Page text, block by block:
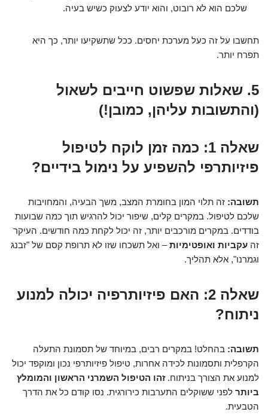
שלכם הוא לא רובוט, והוא יודע לצעוק כשיש בעיה.
תחשבו על זה כעל מערכת יחסים. ככל שתשקיעו יותר, כך היא
תפרח יותר.
5. שאלות שפשוט חייבים לשאול
(והתשובות עליהן, כמובן!)
שאלה 1: כמה זמן לוקח לטיפול
פיזיותרפי להשפיע על נימול בידיים?
תשובה: זה תלוי המון בחומרת המצב, משך הבעיה, והמחויבות
שלכם לטיפול. במקרים קלים, שיפור יכול להרגיש תוך כמה שבועות
בודדים. במקרים מורכבים יותר, זה יכול לקחת כמה חודשים. העיקר
זה עקביות ואופטימיות– ואל תשכחו שזו לא תרופת קסם של "זבנג
וגמרנו", אלא תהליך.
שאלה 2: האם פיזיותרפיה יכולה למנוע
ניתוח?
תשובה: בהחלט! במקרים רבים, במיוחד של תסמונת התעלה
הקרפלית ותסמונות לכידה אחרות, טיפול פיזיותרפי נכון ומוקפד יכול
למנוע את הצורך בניתוח.זהו הטיפול השמרני הראשון והמומלץ
ביותר לפני ששוקלים התערבות כירורגית. נסו קודם כל את הדרך
הטבעית.